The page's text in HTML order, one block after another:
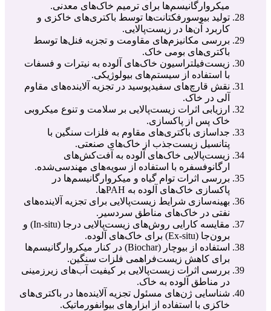
میکروارگانیسم‌ها برای ترمیم خاک‌های معدنی.
تولید بیوسورفکتانت‌ها توسط باکتری‌های خاکزی و
کاربرد آن‌ها در زیست‌پالایی.
بررسی مکانیزم‌های مقاومت و تجزیه فنل‌ها توسط
باکتری‌های بومی خاک.
زیست‌فیلتراسیون خاک‌های آلوده به نیترات و فسفات
با استفاده از سیستم‌های بیولوژیکی.
نقش قارچ‌های سفیدپوسید در تجزیه آلاینده‌های مقاوم
آلی در خاک.
ارزیابی اثرات زیست‌پالایی بر سلامت و تنوع میکروبی
خاک پس از پاکسازی.
جداسازی باکتری‌های مقاوم به فلزات سنگین با
پتانسیل زیست‌جذب از خاک‌های صنعتی.
زیست‌پالایی خاک‌های آلوده به آفت‌کش‌های
ارگانوفسفره با استفاده از سویه‌های مهندسی‌شده.
بررسی اثرات توام گیاه و میکروارگانیسم‌ها در
پاکسازی خاک‌های آلوده به PAHها.
بهینه‌سازی شرایط زیست‌پالایی برای تجزیه آلاینده‌های
نفتی در خاک‌های مناطق سردسیر.
مقایسه کارایی روش‌های زیست‌پالایی درجا (In-situ) و
برون‌جا (Ex-situ) برای خاک‌های آلوده.
استفاده از بیوچار (Biochar) در کنار میکروارگانیسم‌ها
برای کاهش زیست‌فراهمی فلزات سنگین.
بررسی اثرات زیست‌پالایی بر کیفیت آب‌های زیرزمینی
در مناطق آلوده به خاک.
شناسایی ژن‌های مسئول تجزیه آلاینده‌ها در باکتری‌های
خاکزی با استفاده از ابزارهای بیوانفورماتیک.